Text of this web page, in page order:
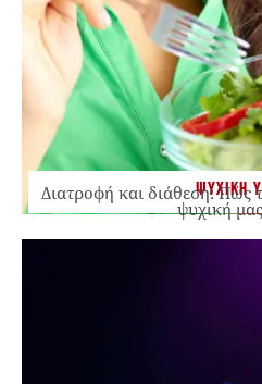
ΨΥΧΙΚΗ
Διατροφή και διάθεση: Πώς
ψυχική